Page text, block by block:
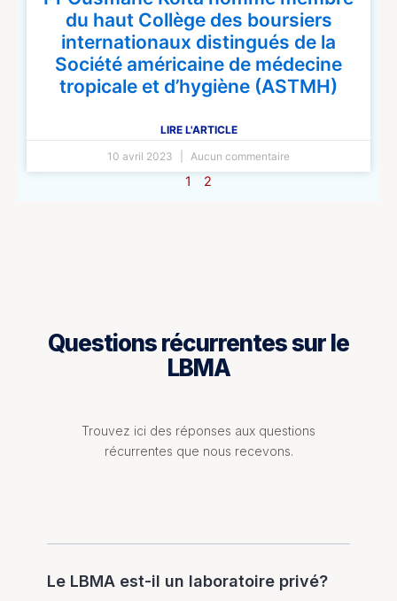
du haut Collège des boursiers
internationaux distingués de la
Société américaine de médecine
tropicale et d’hygiène (ASTMH)
LIRE L'ARTICLE
10 avril 2023
Aucun commentaire
1 2
Questions récurrentes sur le
LBMA
Trouvez ici des réponses aux questions
récurrentes que nous recevons.
Le LBMA est-il un laboratoire privé?